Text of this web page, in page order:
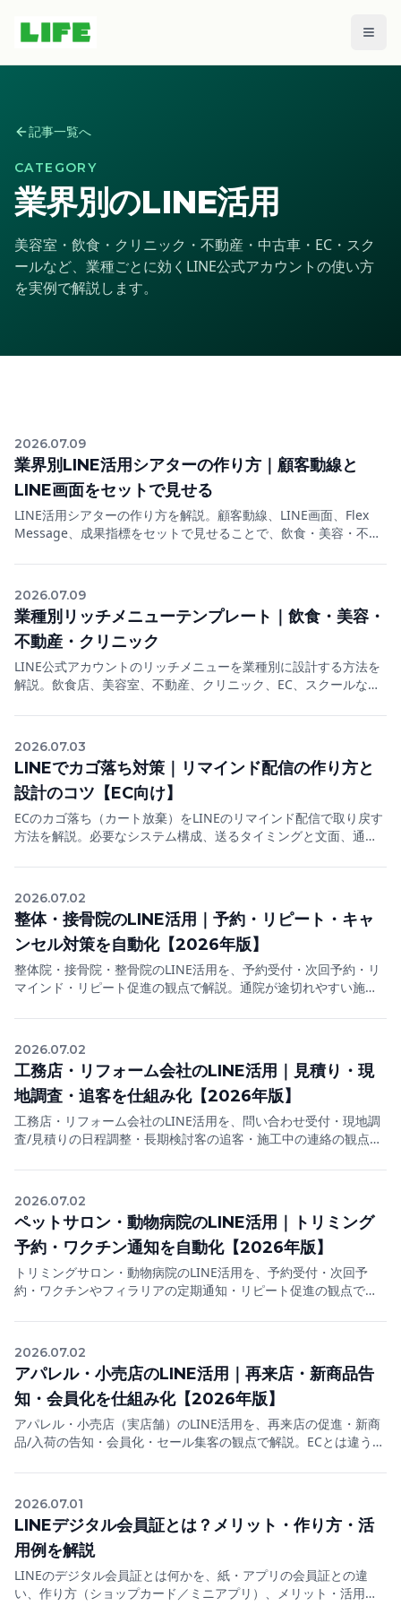
メニ
記事一覧へ
CATEGORY
業界別のLINE活用
美容室・飲食・クリニック・不動産・中古車・EC・スク
ールなど、業種ごとに効くLINE公式アカウントの使い方
を実例で解説します。
2026.07.09
業界別LINE活用シアターの作り方｜顧客動線と
LINE画面をセットで見せる
LINE活用シアターの作り方を解説。顧客動線、LINE画面、Flex
Message、成果指標をセットで見せることで、飲食・美容・不動
2026.07.09
業種別リッチメニューテンプレート｜飲食・美容・
不動産・クリニック
LINE公式アカウントのリッチメニューを業種別に設計する方法を
解説。飲食店、美容室、不動産、クリニック、EC、スクールなど
2026.07.03
LINEでカゴ落ち対策｜リマインド配信の作り方と
設計のコツ【EC向け】
ECのカゴ落ち（カート放棄）をLINEのリマインド配信で取り戻す
方法を解説。必要なシステム構成、送るタイミングと文面、通知
す。
2026.07.02
整体・接骨院のLINE活用｜予約・リピート・キャ
ンセル対策を自動化【2026年版】
整体院・接骨院・整骨院のLINE活用を、予約受付・次回予約・リ
マインド・リピート促進の観点で解説。通院が途切れやすい施術
つなげる実践法をまとめます。
2026.07.02
工務店・リフォーム会社のLINE活用｜見積り・現
地調査・追客を仕組み化【2026年版】
工務店・リフォーム会社のLINE活用を、問い合わせ受付・現地調
査/見積りの日程調整・長期検討客の追客・施工中の連絡の観点で
LINE公式アカウントの実践法をまとめます。
2026.07.02
ペットサロン・動物病院のLINE活用｜トリミング
予約・ワクチン通知を自動化【2026年版】
トリミングサロン・動物病院のLINE活用を、予約受付・次回予
約・ワクチンやフィラリアの定期通知・リピート促進の観点で解
公式アカウントの実践法をまとめます。
2026.07.02
アパレル・小売店のLINE活用｜再来店・新商品告
知・会員化を仕組み化【2026年版】
アパレル・小売店（実店舗）のLINE活用を、再来店の促進・新商
品/入荷の告知・会員化・セール集客の観点で解説。ECとは違う
す実践法をまとめます。
2026.07.01
LINEデジタル会員証とは？メリット・作り方・活
用例を解説
LINEのデジタル会員証とは何かを、紙・アプリの会員証との違
い、作り方（ショップカード／ミニアプリ）、メリット・活用例